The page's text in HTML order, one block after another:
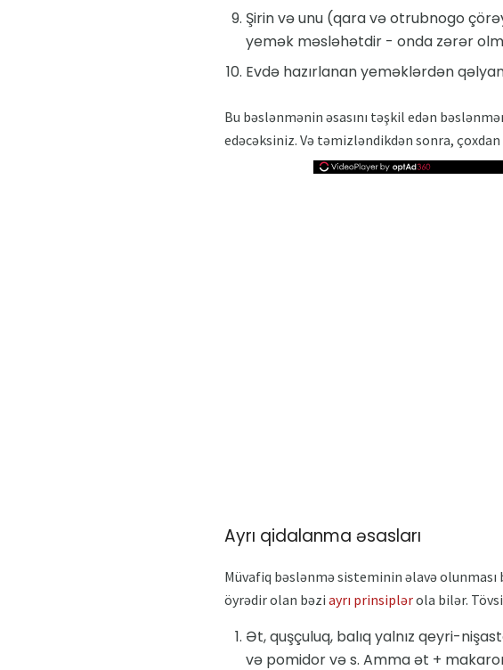
Şirin və unu (qara və otrubnogo
yemək məsləhətdir - onda zərər
Evdə hazırlanan yeməklərdən
Bu bəslənmənin əsasını təşkil edən
edəcəksiniz. Və təmizləndikdən sonra,
Ayrı qidalanma əsasları
Müvafiq bəslənmə sisteminin əlavə
öyrədir olan bəzi ayrı prinsiplərola bilər.
Ət, quşçuluq, balıq yalnız qeyri-
və pomidor və s. Amma ət +